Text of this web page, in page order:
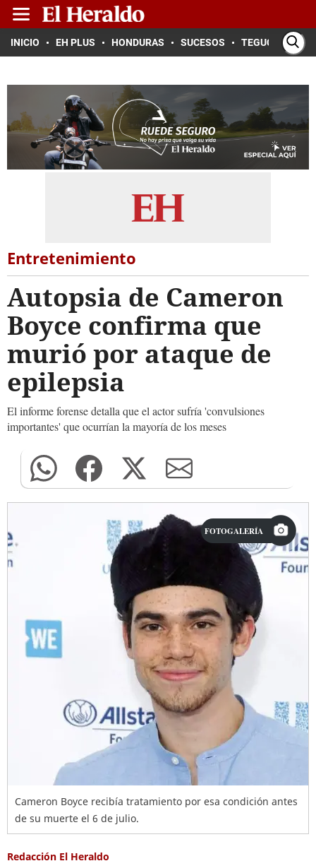
INICIO EH PLUS HONDURAS SUCESOS TEGUCIGALPA
Entretenimiento
Autopsia de Cameron
Boyce confirma que
murió por ataque de
epilepsia
El informe forense detalla que el actor sufría 'convulsiones
importantes' que ocurrían la mayoría de los meses
FOTOGALERÍA
Cameron Boyce recibía tratamiento por esa condición antes
de su muerte el 6 de julio.
Redacción El Heraldo